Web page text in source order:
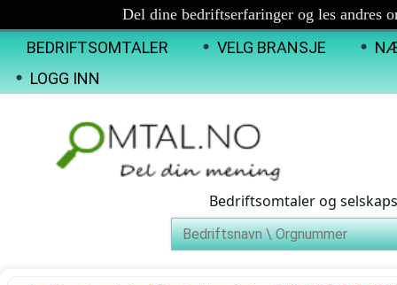
Del dine bedriftserfaringer og les andres
BEDRIFTSOMTALER VELG BRANSJE
LOGG INN
Bedriftsomtaler og